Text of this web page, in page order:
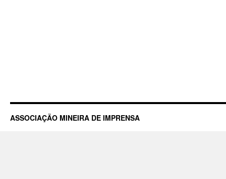
ASSOCIAÇÃO MINEIRA DE IMPRENSA